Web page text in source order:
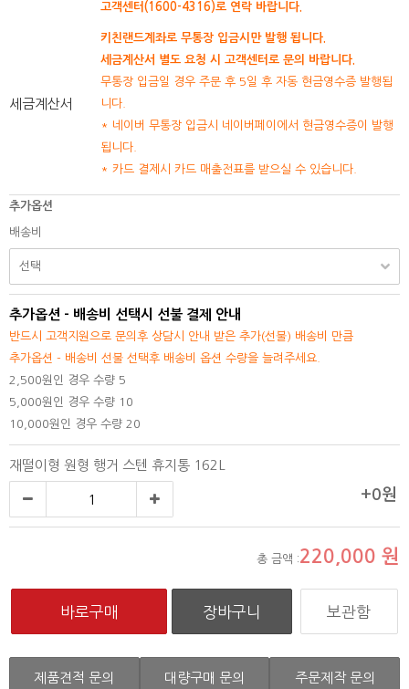
고객센터(1600-4316)로 연락 바랍니다.
세금계산서
키친랜드계좌로 무통장 입금시만 발행 됩니다.
세금계산서 별도 요청 시 고객센터로 문의 바랍니다.
무통장 입금일 경우 주문 후 5일 후 자동 현금영수증 발행됩
니다.
* 네이버 무통장 입금시 네이버페이에서 현금영수증이 발행
됩니다.
* 카드 결제시 카드 매출전표를 받으실 수 있습니다.
추가옵션
배송비
추가옵션 - 배송비 선택시 선불 결제 안내
반드시 고객지원으로 문의후 상담시 안내 받은 추가(선불) 배송비 만큼
추가옵션 - 배송비 선불 선택후 배송비 옵션 수량을 늘려주세요.
2,500원인 경우 수량 5
5,000원인 경우 수량 10
10,000원인 경우 수량 20
재떨이형 원형 행거 스텐 휴지통 162L
+0원
총 금액 :220,000 원
보관함
제품견적 문의 대량구매 문의 주문제작 문의